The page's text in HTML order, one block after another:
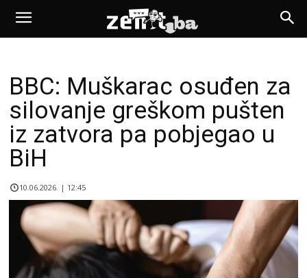
BBC: Muškarac osuđen za
silovanje greškom pušten
iz zatvora pa pobjegao u
BiH
10.06.2026. | 12:45